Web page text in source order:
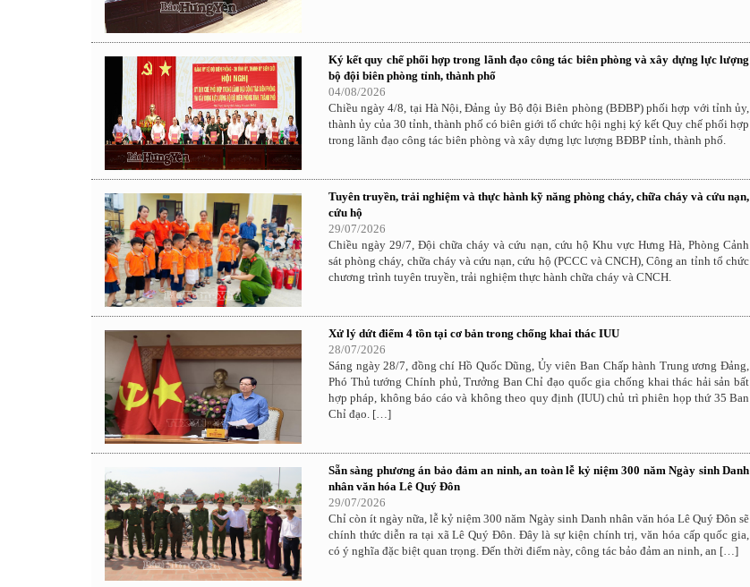
Ký kết quy chế phối hợp trong lãnh đạo công tác biên phòng và xây dựng lực lượng
bộ đội biên phòng tỉnh, thành phố
04/08/2026
Chiều ngày 4/8, tại Hà Nội, Đảng ủy Bộ đội Biên phòng (BĐBP) phối hợp với tỉnh ủy,
thành ủy của 30 tỉnh, thành phố có biên giới tổ chức hội nghị ký kết Quy chế phối hợp
trong lãnh đạo công tác biên phòng và xây dựng lực lượng BĐBP tỉnh, thành phố.
Tuyên truyền, trải nghiệm và thực hành kỹ năng phòng cháy, chữa cháy và cứu nạn,
cứu hộ
29/07/2026
Chiều ngày 29/7, Đội chữa cháy và cứu nạn, cứu hộ Khu vực Hưng Hà, Phòng Cảnh
sát phòng cháy, chữa cháy và cứu nạn, cứu hộ (PCCC và CNCH), Công an tỉnh tổ chức
chương trình tuyên truyền, trải nghiệm thực hành chữa cháy và CNCH.
Xử lý dứt điểm 4 tồn tại cơ bản trong chống khai thác IUU
28/07/2026
Sáng ngày 28/7, đồng chí Hồ Quốc Dũng, Ủy viên Ban Chấp hành Trung ương Đảng,
Phó Thủ tướng Chính phủ, Trưởng Ban Chỉ đạo quốc gia chống khai thác hải sản bất
hợp pháp, không báo cáo và không theo quy định (IUU) chủ trì phiên họp thứ 35 Ban
Chỉ đạo. […]
Sẵn sàng phương án bảo đảm an ninh, an toàn lễ kỷ niệm 300 năm Ngày sinh Danh
nhân văn hóa Lê Quý Đôn
29/07/2026
Chỉ còn ít ngày nữa, lễ kỷ niệm 300 năm Ngày sinh Danh nhân văn hóa Lê Quý Đôn sẽ
chính thức diễn ra tại xã Lê Quý Đôn. Đây là sự kiện chính trị, văn hóa cấp quốc gia,
có ý nghĩa đặc biệt quan trọng. Đến thời điểm này, công tác bảo đảm an ninh, an […]